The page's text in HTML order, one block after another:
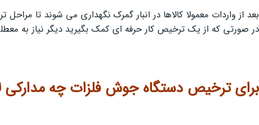
بعد از واردات معمولا کالاها در انبار گمرک نگهداری می شوند تا
در صورتی که از یک ترخیص کار حرفه ای کمک بگیرید دیگر نیاز به
برایترخیص دستگاه جوش فلزاتچه مدارکی